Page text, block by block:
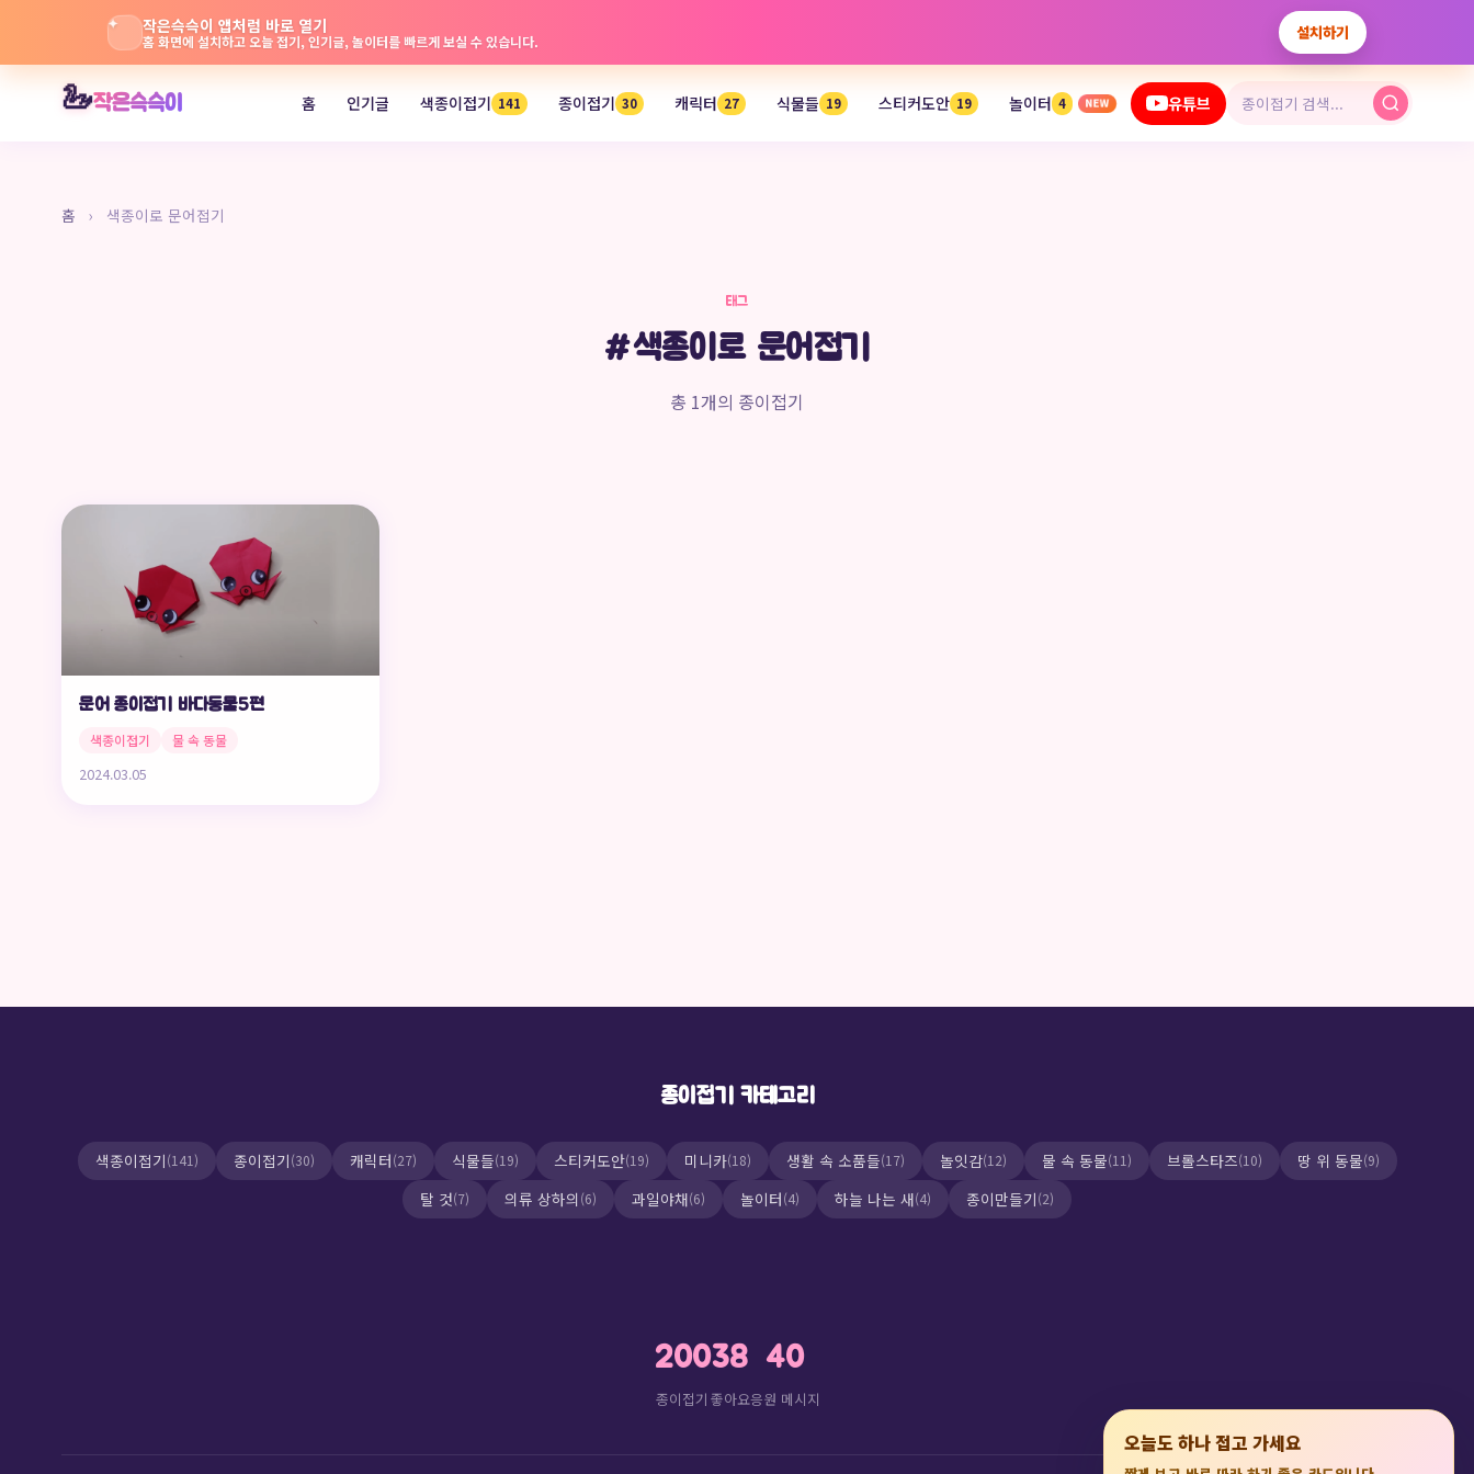
✦ 작은슥슥이 앱처럼 바로 열기
홈 화면에 설치하고 오늘 접기, 인기글, 놀이터를 빠르게 보실 수 있습니다. 설치하기
오늘도 하나 접고 가세요
🦢작은슥슥이 홈 인기글 색종이접기 141 종이접기 30 캐릭터 27 식물들 19 스티커도안 19 놀이터 4 NEW 유튜브
홈 › 색종이로 문어접기
태그
#색종이로 문어접기
총 1개의 종이접기
문어 종이접기 바다동물5편
색종이접기 물 속 동물
2024.03.05
종이접기 카테고리
색종이접기(141) 종이접기(30) 캐릭터(27) 식물들(19) 스티커도안(19) 미니카(18) 생활 속 소품들(17) 놀잇감(12) 물 속 동물(11) 브롤스타즈(10) 땅 위 동물(9)
탈 것(7) 의류 상하의 (6) 과일야채(6) 놀이터(4) 하늘 나는 새(4) 종이만들기(2)
200
종이접기
38
좋아요
40
응원 메시지